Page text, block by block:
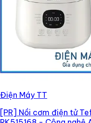
Điện Máy TT
[PR] Nồi cơm điện tử